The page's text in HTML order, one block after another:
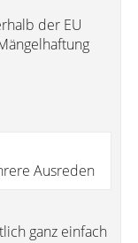
der EU
Ausreden
ganz einfach